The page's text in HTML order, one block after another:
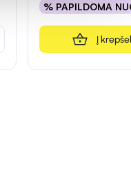
% PAPILDOMA
Į